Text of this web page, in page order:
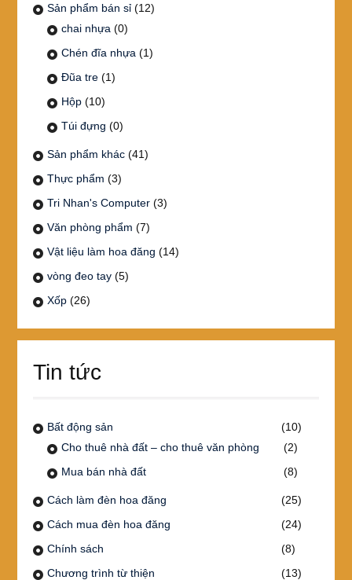
Sản phẩm bán sỉ (12)
chai nhựa (0)
Chén đĩa nhựa (1)
Đũa tre (1)
Hộp (10)
Túi đựng (0)
Sản phẩm khác (41)
Thực phẩm (3)
Tri Nhan's Computer (3)
Văn phòng phẩm (7)
Vật liệu làm hoa đăng (14)
vòng đeo tay (5)
Xốp (26)
Tin tức
Bất động sản
(10)
Cho thuê nhà đất – cho thuê văn phòng
(2)
Mua bán nhà đất
(8)
Cách làm đèn hoa đăng
(25)
Cách mua đèn hoa đăng
(24)
Chính sách
(8)
Chương trình từ thiện
(13)